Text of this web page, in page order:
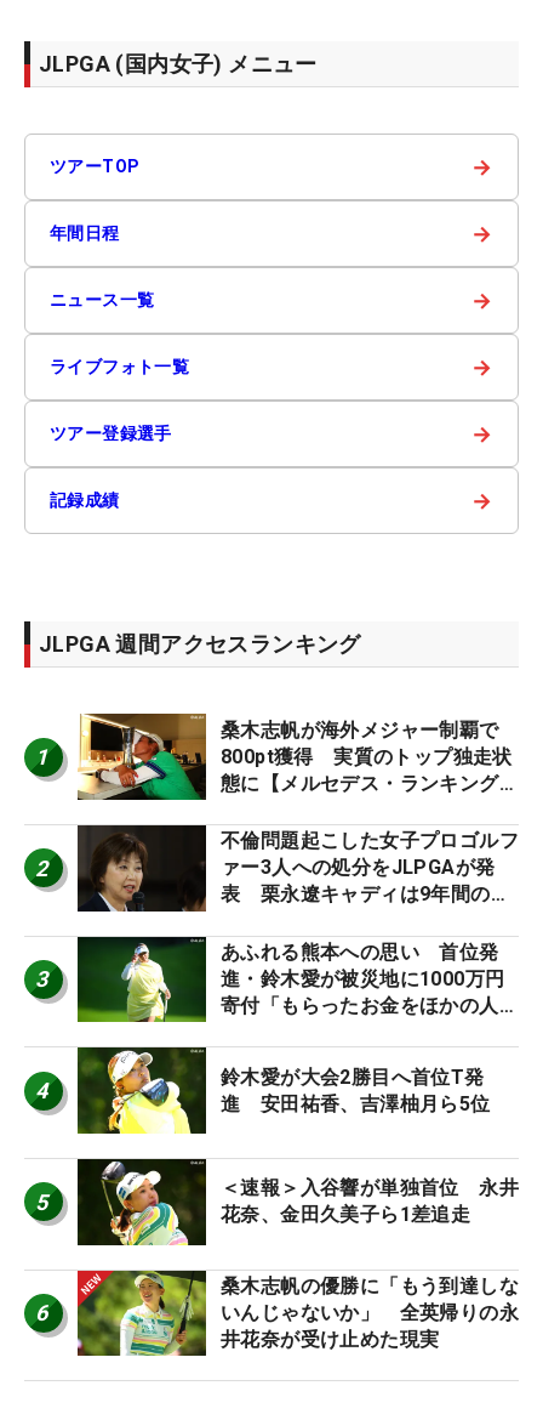
JLPGA (国内女子) メニュー
ツアーTOP →
年間日程 →
ニュース一覧 →
ライブフォト一覧 →
ツアー登録選手 →
記録成績 →
JLPGA 週間アクセスランキング
1
桑木志帆が海外メジャー制覇で
800pt獲得 実質のトップ独走状
態に【メルセデス・ランキング番
2
不倫問題起こした女子プロゴルフ
ァー3人への処分をJLPGAが発
表 栗永遼キャディは9年間の立
3
あふれる熊本への思い 首位発
進・鈴木愛が被災地に1000万円
寄付「もらったお金をほかの人
4
鈴木愛が大会2勝目へ首位T発
進 安田祐香、吉澤柚月ら5位
5
＜速報＞入谷響が単独首位 永井
花奈、金田久美子ら1差追走
6
桑木志帆の優勝に「もう到達しな
いんじゃないか」 全英帰りの永
井花奈が受け止めた現実